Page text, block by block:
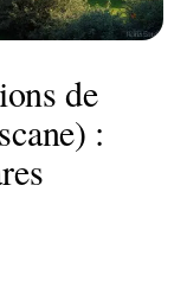
de
: